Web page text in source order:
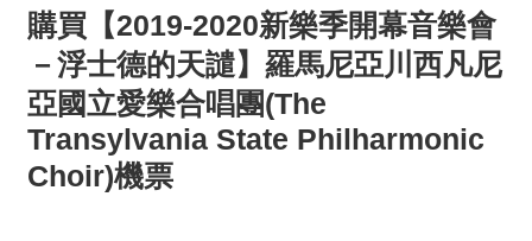
S
最
新
消
購買【2019-2020新樂季開幕音樂會
－浮士德的天譴】羅馬尼亞川西凡尼
亞國立愛樂合唱團(The
Transylvania State Philharmonic
Choir)機票